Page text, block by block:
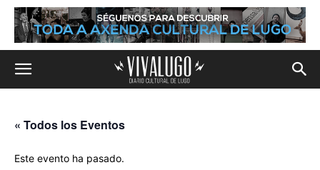
« Todos los Eventos
Este evento ha pasado.